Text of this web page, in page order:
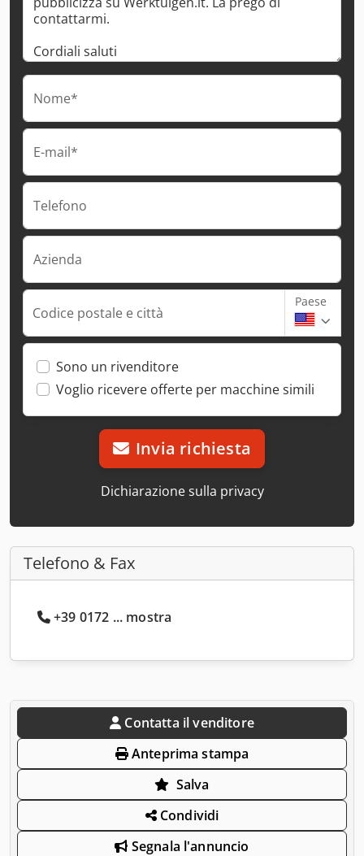
Nome*
E-mail*
Telefono
Azienda
Codice postale e città
Paese
Sono un rivenditore
Voglio ricevere offerte per macchine simili
Invia richiesta
Dichiarazione sulla privacy
Telefono & Fax
+39 0172 ... mostra
Contatta il venditore
Anteprima stampa
Salva
Condividi
Segnala l'annuncio